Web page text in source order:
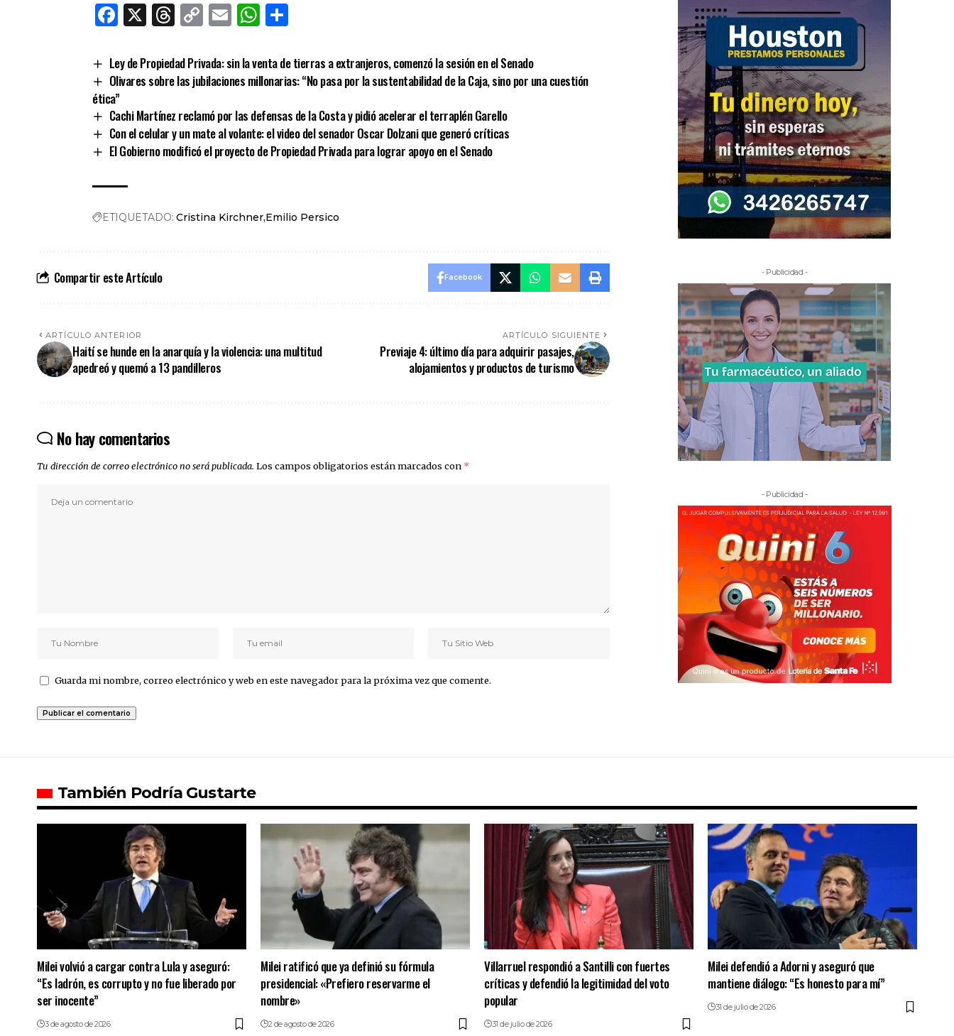
Facebook
X Threads
CopyEmailWhatsApp
Ley de Propiedad Privada: sin la venta de tierras a extranjeros, comenzó la sesión en el Senado
Olivares sobre las jubilaciones millonarias: “No pasa por la sustentabilidad de la Caja, sino por una cuestión
ética”
Cachi Martínez reclamó por las defensas de la Costa y pidió acelerar el terraplén Garello
Con el celular y un mate al volante: el video del senador Oscar Dolzani que generó críticas
El Gobierno modificó el proyecto de Propiedad Privada para lograr apoyo en el Senado
ETIQUETADO: Cristina Kirchner Emilio Persico
Compartir este Artículo Facebook
ARTÍCULO ANTERIOR
Haití se hunde en la anarquía y la violencia: una multitud
apedreó y quemó a 13 pandilleros
ARTÍCULO SIGUIENTE
Previaje 4: último día para adquirir pasajes,
alojamientos y productos de turismo
No hay comentarios
Tu dirección de correo electrónico no será publicada. Los campos obligatorios están marcados con *
Guarda mi nombre, correo electrónico y web en este navegador para la próxima vez que comente.
- Publicidad -
- Publicidad -
También Podría Gustarte
Milei volvió a cargar contra Lula y aseguró:
“Es ladrón, es corrupto y no fue liberado por
ser inocente”
3 de agosto de 2026
Milei ratificó que ya definió su fórmula
presidencial: «Prefiero reservarme el
nombre»
2 de agosto de 2026
Villarruel respondió a Santilli con fuertes
críticas y defendió la legitimidad del voto
popular
31 de julio de 2026
Milei defendió a Adorni y aseguró que
mantiene diálogo: “Es honesto para mí”
31 de julio de 2026